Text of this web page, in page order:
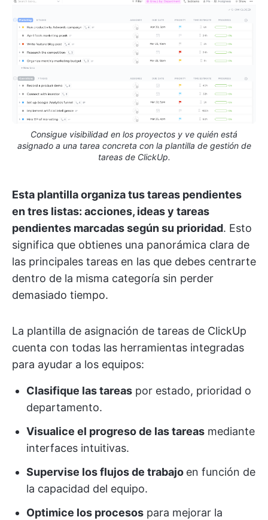
Consigue visibilidad en los proyectos y ve quién está
asignado a una tarea concreta con la plantilla de gestión de
tareas de ClickUp.
Esta plantilla organiza tus tareas pendientes
en tres listas: acciones, ideas y tareas
pendientes marcadas según su prioridad. Esto
significa que obtienes una panorámica clara de
las principales tareas en las que debes centrarte
dentro de la misma categoría sin perder
demasiado tiempo.
La plantilla de asignación de tareas de ClickUp
cuenta con todas las herramientas integradas
para ayudar a los equipos:
Clasifique las tareas por estado, prioridad o
departamento.
Visualice el progreso de las tareas mediante
interfaces intuitivas.
Supervise los flujos de trabajo en función de
la capacidad del equipo.
Optimice los procesos para mejorar la